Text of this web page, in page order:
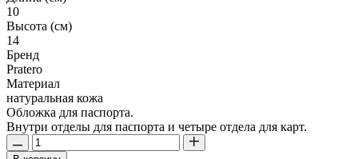
10
Высота (см)
14
Бренд
Pratero
Материал
натуральная кожа
Обложка для паспорта.
Внутри отделы для паспорта и четыре отдела для карт.